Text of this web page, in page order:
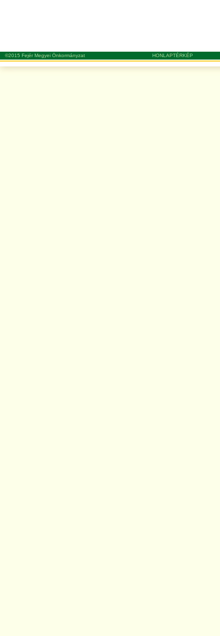
©2015 Fejér Megyei Önkormányzat HONLAPTÉRKÉP